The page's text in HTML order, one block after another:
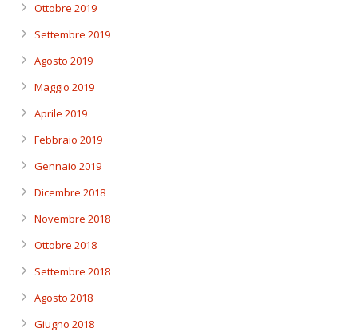
Ottobre 2019
Settembre 2019
Agosto 2019
Maggio 2019
Aprile 2019
Febbraio 2019
Gennaio 2019
Dicembre 2018
Novembre 2018
Ottobre 2018
Settembre 2018
Agosto 2018
Giugno 2018